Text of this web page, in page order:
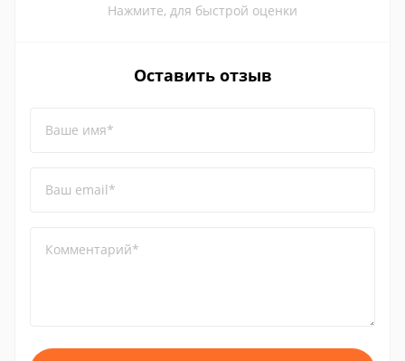
Нажмите, для быстрой оценки
Оставить отзыв
Ваше имя*
Ваш email*
Комментарий*